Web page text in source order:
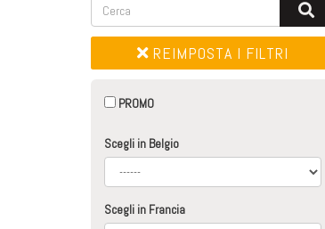
REIMPOSTA I FILTRI
PROMO
Scegli in Belgio
Scegli in Francia